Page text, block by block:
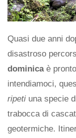
Quasi due anni
disastroso
dominica è
intendiamoci,
ripeti una specie
trabocca di
geotermiche.